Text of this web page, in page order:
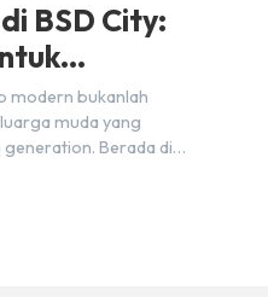
BSD City:
Sandwich
modern bukanlah
muda yang
Berada di